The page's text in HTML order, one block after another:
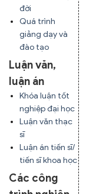
đời
Quá trình
giảng dạy và
đào tạo
Luận văn,
luận án
Khóa luận tốt
nghiệp đại học
Luận văn thạc
sĩ
Luận án tiến sĩ/
tiến sĩ khoa học
Các công